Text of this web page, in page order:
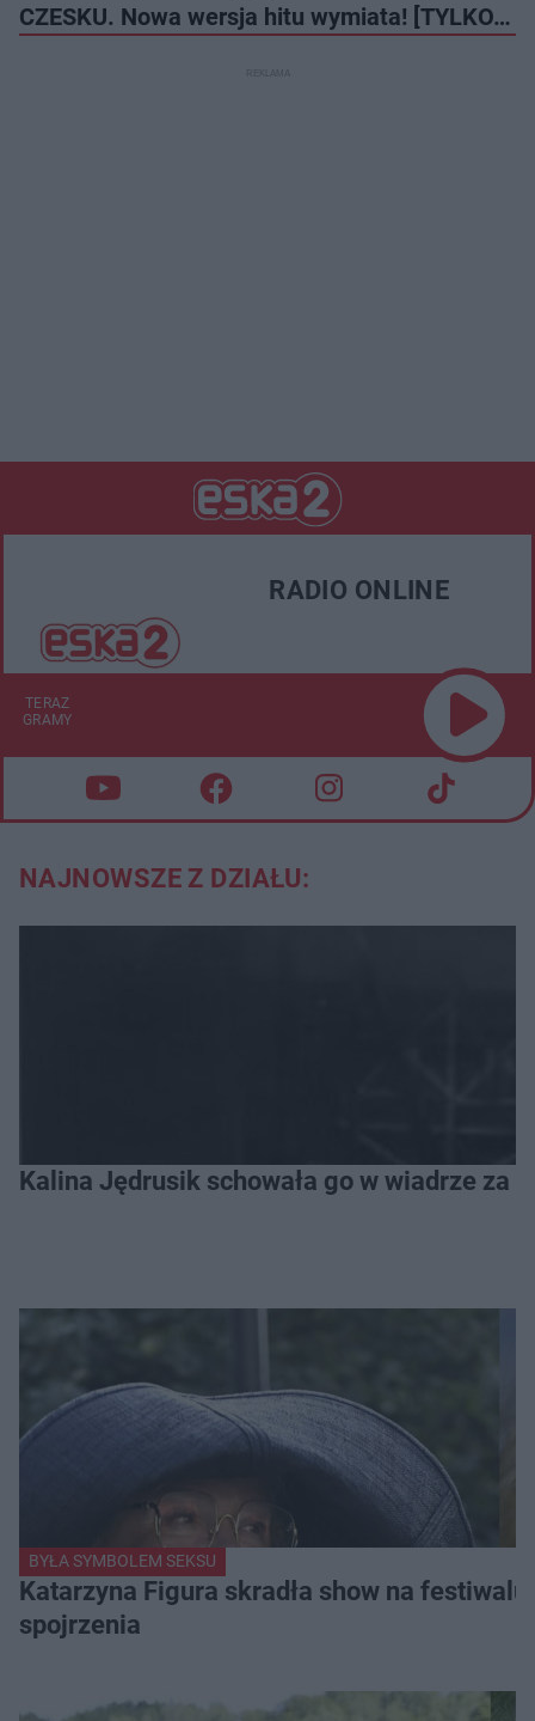
CZESKU. Nowa wersja hitu wymiata! [TYLKO…
RADIO ONLINE
TERAZ
GRAMY
NAJNOWSZE Z DZIAŁU:
Kalina Jędrusik schowała go w wiadrze za
BYŁA SYMBOLEM SEKSU
Katarzyna Figura skradła show na
spojrzenia